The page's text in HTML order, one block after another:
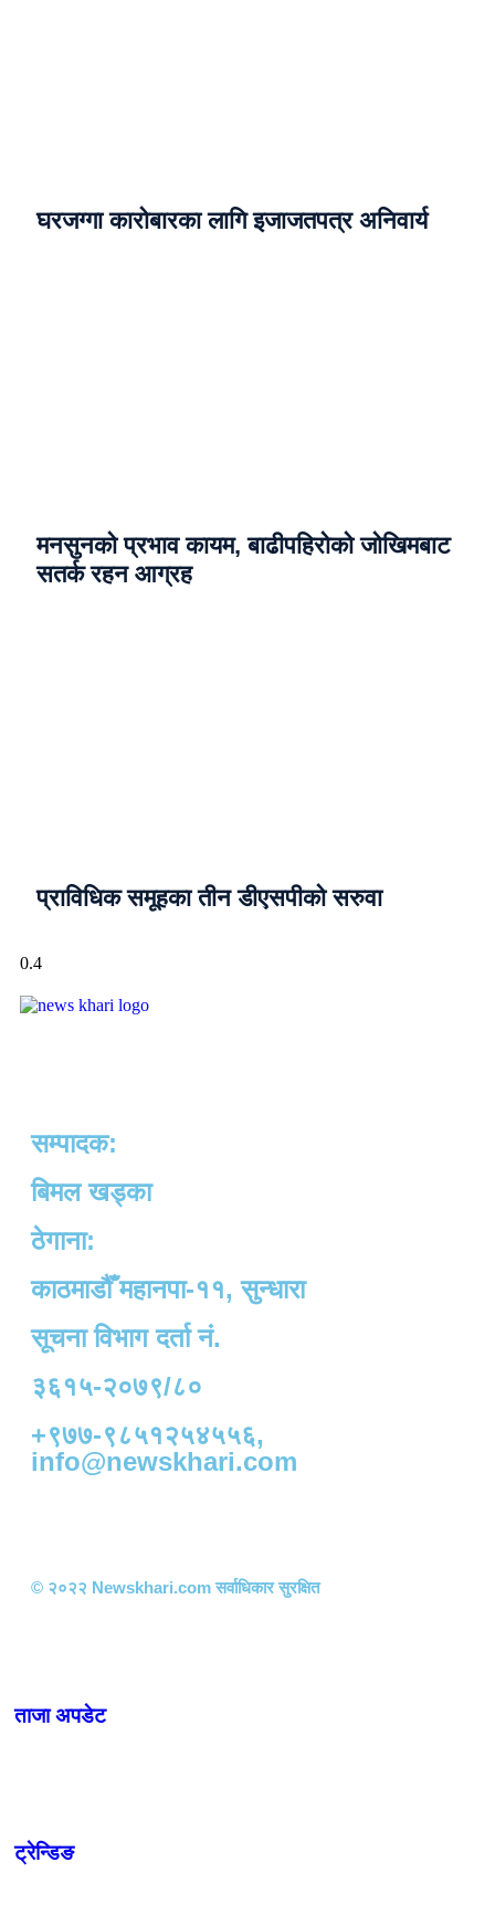
घरजग्गा कारोबारका लागि इजाजतपत्र अनिवार्य
मनसुनको प्रभाव कायम, बाढीपहिरोको जोखिमबाट
सतर्क रहन आग्रह
प्राविधिक समूहका तीन डीएसपीको सरुवा
सम्पादक:
बिमल खड्का
ठेगाना:
काठमाडौँ महानपा-११, सुन्धारा
सूचना विभाग दर्ता नं.
३६१५-२०७९/८०
+९७७-९८५१२५४५५६,
info@newskhari.com
© २०२२ Newskhari.com सर्वाधिकार सुरक्षित
ताजा अपडेट
ट्रेन्डिङ